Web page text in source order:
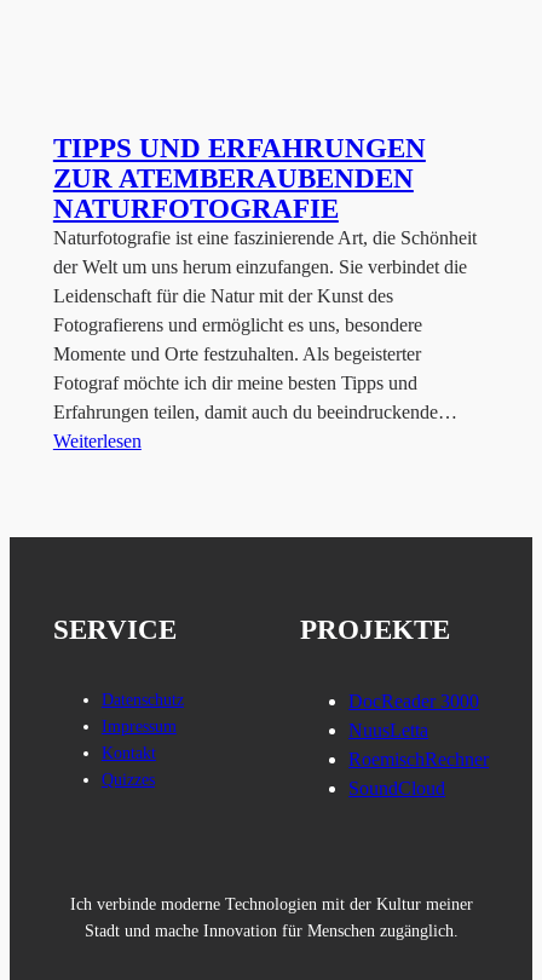
TIPPS UND ERFAHRUNGEN
ZUR ATEMBERAUBENDEN
NATURFOTOGRAFIE
Naturfotografie ist eine faszinierende Art, die Schönheit
der Welt um uns herum einzufangen. Sie verbindet die
Leidenschaft für die Natur mit der Kunst des
Fotografierens und ermöglicht es uns, besondere
Momente und Orte festzuhalten. Als begeisterter
Fotograf möchte ich dir meine besten Tipps und
Erfahrungen teilen, damit auch du beeindruckende…
Weiterlesen
SERVICE
Datenschutz
Impressum
Kontakt
Quizzes
PROJEKTE
DocReader 3000
NuusLetta
RoemischRechner
SoundCloud
Ich verbinde moderne Technologien mit der Kultur meiner
Stadt und mache Innovation für Menschen zugänglich.